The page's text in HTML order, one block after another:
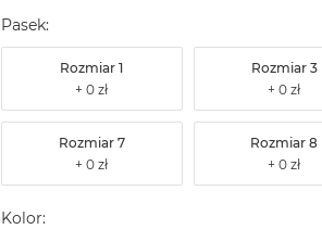
Pasek:
Rozmiar 1 Rozmiar 3
Rozmiar 7 Rozmiar 8
Kolor: